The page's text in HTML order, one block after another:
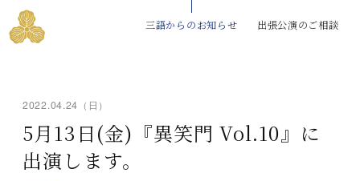
三語からのお知らせ 出張公演のご相談
2022.04.24（日）
5月13日(金)『異笑門 Vol.10』に
出演します。